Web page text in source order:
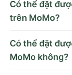
Có thể đặt
trên MoMo?
Có thể đặt
MoMo không?